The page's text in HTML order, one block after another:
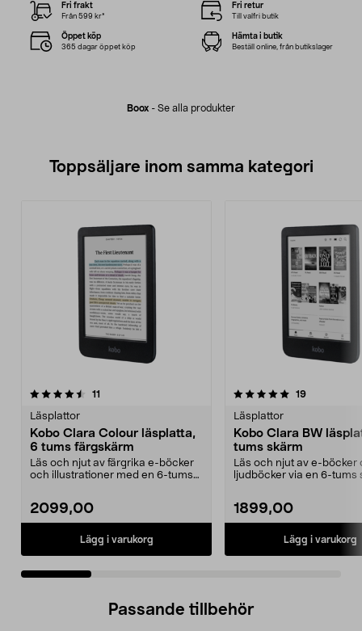
Boox - Se alla produkter
Fri frakt
Från 599 kr*
Fri retur
Till valfri butik
Öppet köp
365 dagar öppet köp
Hämta i butik
Beställ online, från butikslager
Toppsäljare inom samma kategori
11
Läsplattor
Kobo Clara Colour läsplatta,
6 tums färgskärm
Läs och njut av färgrika e-böcker
och illustrationer med en 6-tums
2099,00
Lägg i varukorg
5.0 av 5 stjärnor 19recensioner
Läsplattor
Kobo Clara BW
tums skärm
Läs och njut av e-böcker
ljudböcker via en 6-tums
1899,00
Lägg i varukorg
5.0 av 5 stjärnor
Passande tillbehör